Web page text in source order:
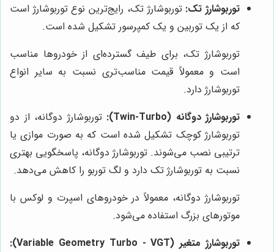
توربوشارژ تک: توربوشارژ تک، رایج‌ترین نوع توربوشارژ است
که از یک توربین و یک کمپرسور تشکیل شده است.
توربوشارژ تک، برای طیف گسترده‌ای از خودروها مناسب
است و معمولاً قیمت مناسب‌تری نسبت به سایر انواع
توربوشارژ دارد.
توربوشارژ دوگانه (Twin-Turbo):
توربوشارژ دوگانه، از دو
توربوشارژ کوچک تشکیل شده است که به صورت موازی یا
ترتیبی نصب می‌شوند. توربوشارژ دوگانه، پاسخگویی بهتری
نسبت به توربوشارژ تک دارد و لگ توربو را کاهش می‌دهد.
توربوشارژ دوگانه، معمولاً در خودروهای اسپرت و لوکس با
موتورهای بزرگ استفاده می‌شود.
توربوشارژ متغیر (Variable Geometry Turbo - VGT):